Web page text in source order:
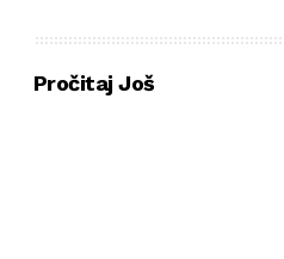
Pročitaj Još